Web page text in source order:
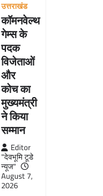
उत्तराखंड
कॉमनवेल्थ
गेम्स के
पदक
विजेताओं
और
कोच का
मुख्यमंत्री
ने किया
सम्मान
Editor
"देवभूमि टूडे
न्यूज"
August 7,
2026